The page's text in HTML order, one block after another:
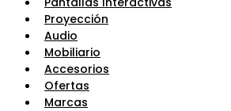
Proyección
Audio
Mobiliario
Accesorios
Ofertas
Marcas